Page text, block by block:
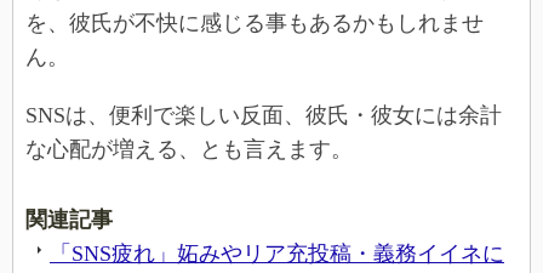
を、彼氏が不快に感じる事もあるかもしれませ
ん。
SNSは、便利で楽しい反面、彼氏・彼女には余計
な心配が増える、とも言えます。
関連記事
「SNS疲れ」妬みやリア充投稿・義務イイネに